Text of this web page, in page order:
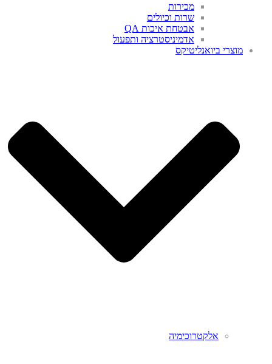
מכירות
שרות וכיולים
אבטחת איכות QA
אדמיניסטרציה ותפעול
מוצרי ביואנליטיקס
אלקטרוכימיה